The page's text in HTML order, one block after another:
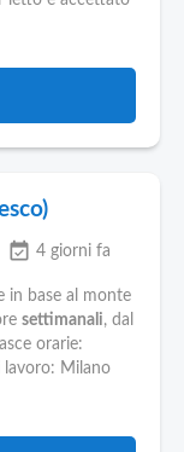
event_available 4 giorni fa
base al monte
settimanali, dal
orarie:
Milano